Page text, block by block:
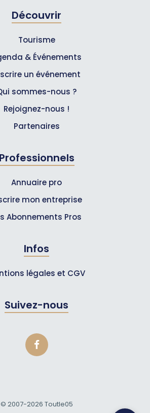
Découvrir
Tourisme
& Événements
un événement
sommes-nous ?
Rejoignez-nous !
Partenaires
Professionnels
Annuaire pro
mon entreprise
Abonnements Pros
Infos
légales et CGV
Suivez-nous
© 2007-2026 Toutle05